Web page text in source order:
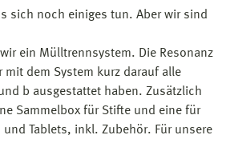
sich noch einiges tun. Aber wir sind
ein Mülltrennsystem. Die Resonanz
dem System kurz darauf alle
b ausgestattet haben. Zusätzlich
Sammelbox für Stifte und eine für
Tablets, inkl. Zubehör. Für unsere